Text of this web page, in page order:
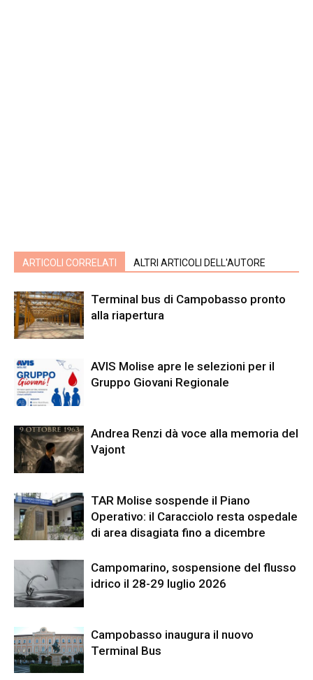
ARTICOLI CORRELATI ALTRI ARTICOLI DELL'AUTORE
Terminal bus di Campobasso pronto
alla riapertura
AVIS Molise apre le selezioni per il
Gruppo Giovani Regionale
Andrea Renzi dà voce alla memoria del
Vajont
TAR Molise sospende il Piano
Operativo: il Caracciolo resta ospedale
di area disagiata fino a dicembre
Campomarino, sospensione del flusso
idrico il 28-29 luglio 2026
Campobasso inaugura il nuovo
Terminal Bus